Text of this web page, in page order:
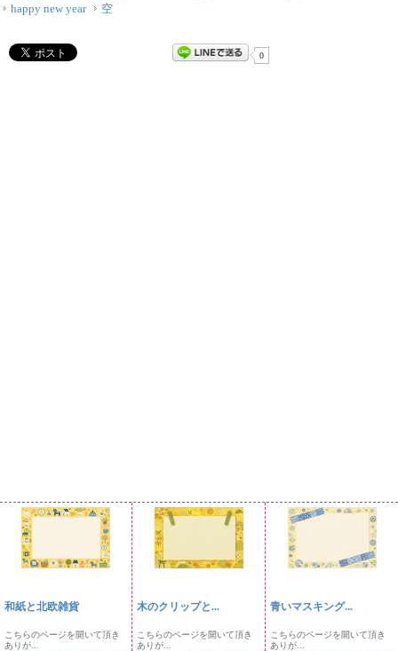
happy new year
空
0
和紙と北欧雑貨
こちらのページを開いて頂き
ありが...
木のクリップと...
こちらのページを開いて頂き
ありが...
青いマスキング...
こちらのページを開いて頂き
ありが...